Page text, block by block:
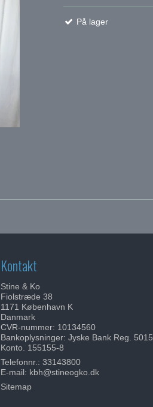
På lager
Kontakt
Stine & Ko
Fiolstræde 38
1171 København K
Danmark
CVR-nummer: 10134560
Bankoplysninger: Jyske Bank Reg. 5015
Konto. 155155-8
Telefonnr.: 33143800
E-mail: kbh@stineogko.dk
Sitemap